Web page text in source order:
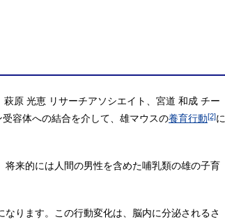
原 光恵 リサーチアソシエイト、宮道 和成 チー
容体への結合を介して、雄マウスの養育行動[2]に
来的には人間の男性を含めた哺乳類の雄の子育
ります。この行動変化は、脳内に分泌されるさ